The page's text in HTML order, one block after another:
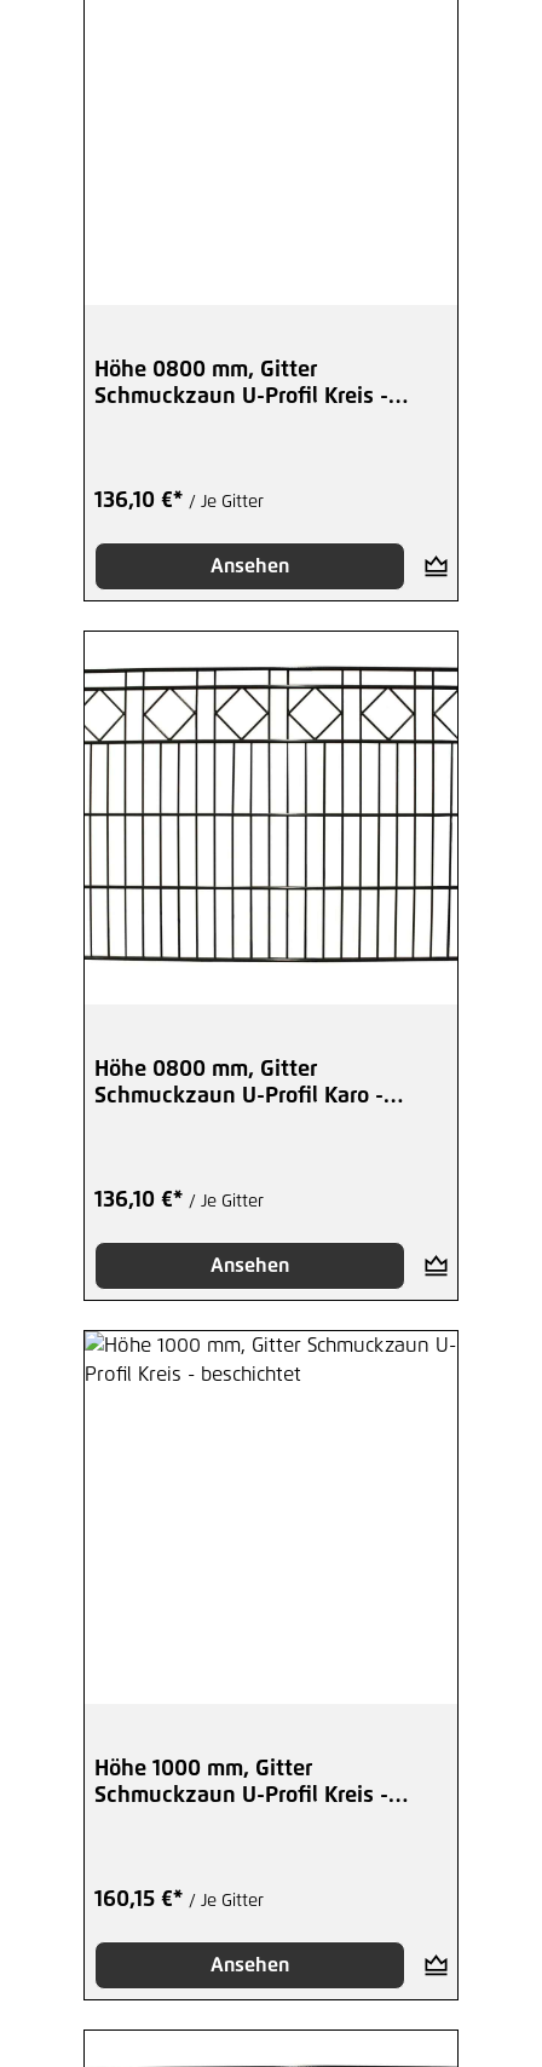
Höhe 0800 mm, Gitter
Schmuckzaun U-Profil Kreis -
136,10 €* / Je Gitter
Ansehen
Höhe 0800 mm, Gitter
Schmuckzaun U-Profil Karo -
136,10 €* / Je Gitter
Ansehen
Höhe 1000 mm, Gitter
Schmuckzaun U-Profil Kreis -
160,15 €* / Je Gitter
Ansehen